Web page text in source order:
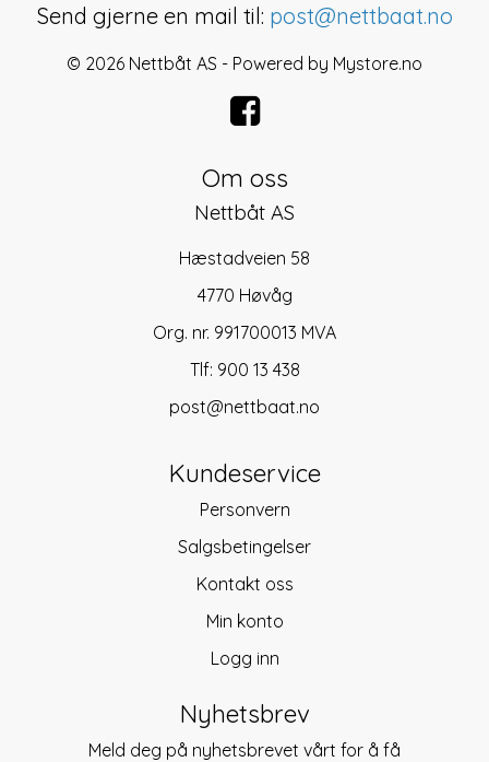
Send gjerne en mail til: post@nettbaat.no
© 2026 Nettbåt AS - Powered by Mystore.no
Om oss
Nettbåt AS
Hæstadveien 58
4770 Høvåg
Org. nr. 991700013 MVA
Tlf: 900 13 438
post@nettbaat.no
Kundeservice
Personvern
Salgsbetingelser
Kontakt oss
Min konto
Logg inn
Nyhetsbrev
Meld deg på nyhetsbrevet vårt for å få